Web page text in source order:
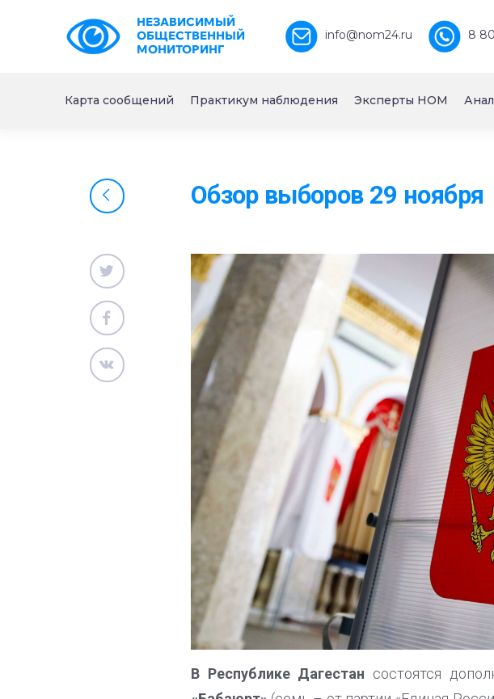
НЕЗАВИСИМЫЙ
ОБЩЕСТВЕННЫЙ
МОНИТОРИНГ
info@nom24.ru 8
Карта сообщений Практикум наблюдения Эксперты НОМ
Обзор выборов 29 ноября
В Республике Дагестан состоятся